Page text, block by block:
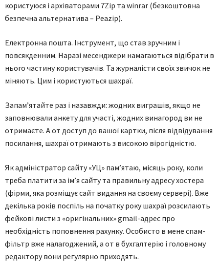
користуюся і архіваторами 7Zip та winrar (безкоштовна
безпечна альтернатива – Peazip).
Електронна пошта. Інструмент, що став зручним і
повсякденним. Наразі месенджери намагаються відібрати в
нього частину користувачів. Та журналісти своїх звичок не
міняють. Цим і користуються шахраї.
Запам’ятайте раз і назавжди: жодних виграшів, якщо не
заповнювали анкету для участі, жодних винагород ви не
отримаєте. А от доступ до вашої картки, після відвідування
посилання, шахраї отримають з високою вірогідністю.
Як адміністратор сайту «УЦ» пам’ятаю, місяць року, коли
треба платити за ім’я сайту та правильну адресу хостера
(фірми, яка розміщує сайт видання на своєму сервері). Вже
декілька років поспіль на початку року шахраї розсилають
фейкові листи з «оригінальних» gmail-адрес про
необхідність поповнення рахунку. Особисто в мене спам-
фільтр вже налагоджений, а от в бухгалтерію і головному
редактору вони регулярно приходять.